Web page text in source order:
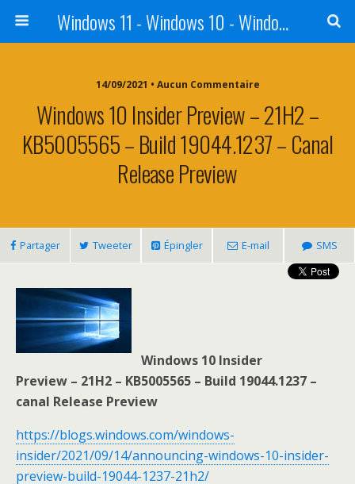
Windows 11 - Windows 10 - Windows 8 - Windows 7 - VISTA
14/09/2021 • Aucun Commentaire
Windows 10 Insider Preview – 21H2 –
KB5005565 – Build 19044.1237 – Canal
Release Preview
Partager Tweeter Épingler E-mail SMS
Windows 10 Insider
Preview – 21H2 – KB5005565 – Build 19044.1237 –
canal Release Preview
https://blogs.windows.com/windows-
insider/2021/09/14/announcing-windows-10-insider-
preview-build-19044-1237-21h2/